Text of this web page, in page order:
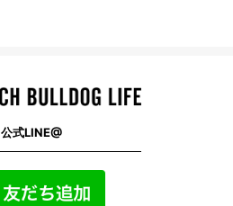
公式LINE@